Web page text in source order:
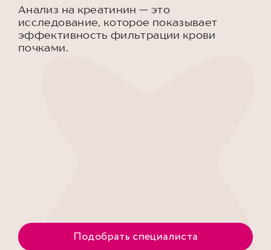
Анализ на креатинин — это
исследование, которое показывает
эффективность фильтрации крови
почками.
Подобрать специалиста